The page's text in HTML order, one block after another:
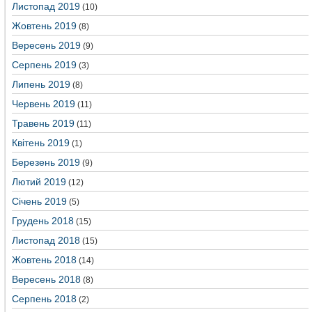
Листопад 2019 (10)
Жовтень 2019 (8)
Вересень 2019 (9)
Серпень 2019 (3)
Липень 2019 (8)
Червень 2019 (11)
Травень 2019 (11)
Квітень 2019 (1)
Березень 2019 (9)
Лютий 2019 (12)
Січень 2019 (5)
Грудень 2018 (15)
Листопад 2018 (15)
Жовтень 2018 (14)
Вересень 2018 (8)
Серпень 2018 (2)